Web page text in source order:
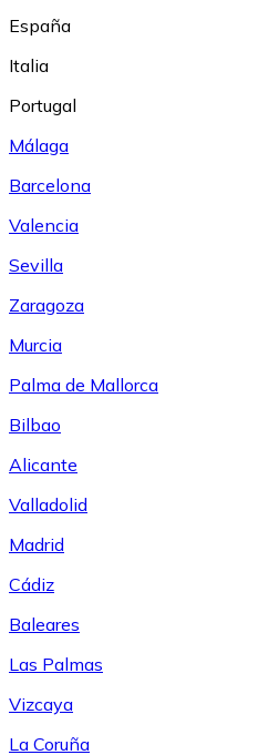
España
Italia
Portugal
Málaga
Barcelona
Valencia
Sevilla
Zaragoza
Murcia
Palma de Mallorca
Bilbao
Alicante
Valladolid
Madrid
Cádiz
Baleares
Las Palmas
Vizcaya
La Coruña